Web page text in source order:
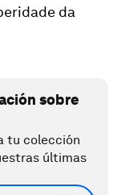
da
sobre
tu colección
últimas